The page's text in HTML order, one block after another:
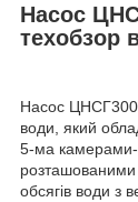
Насос
техобзор
Насос ЦНСГ300-
води, який
5-ма камерами-
обсягів води з